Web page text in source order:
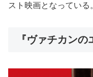
スト映画となっている
『ヴァチカン